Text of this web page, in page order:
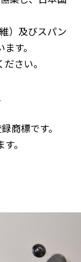
）及びスパン
す。
さい。
商標です。
。